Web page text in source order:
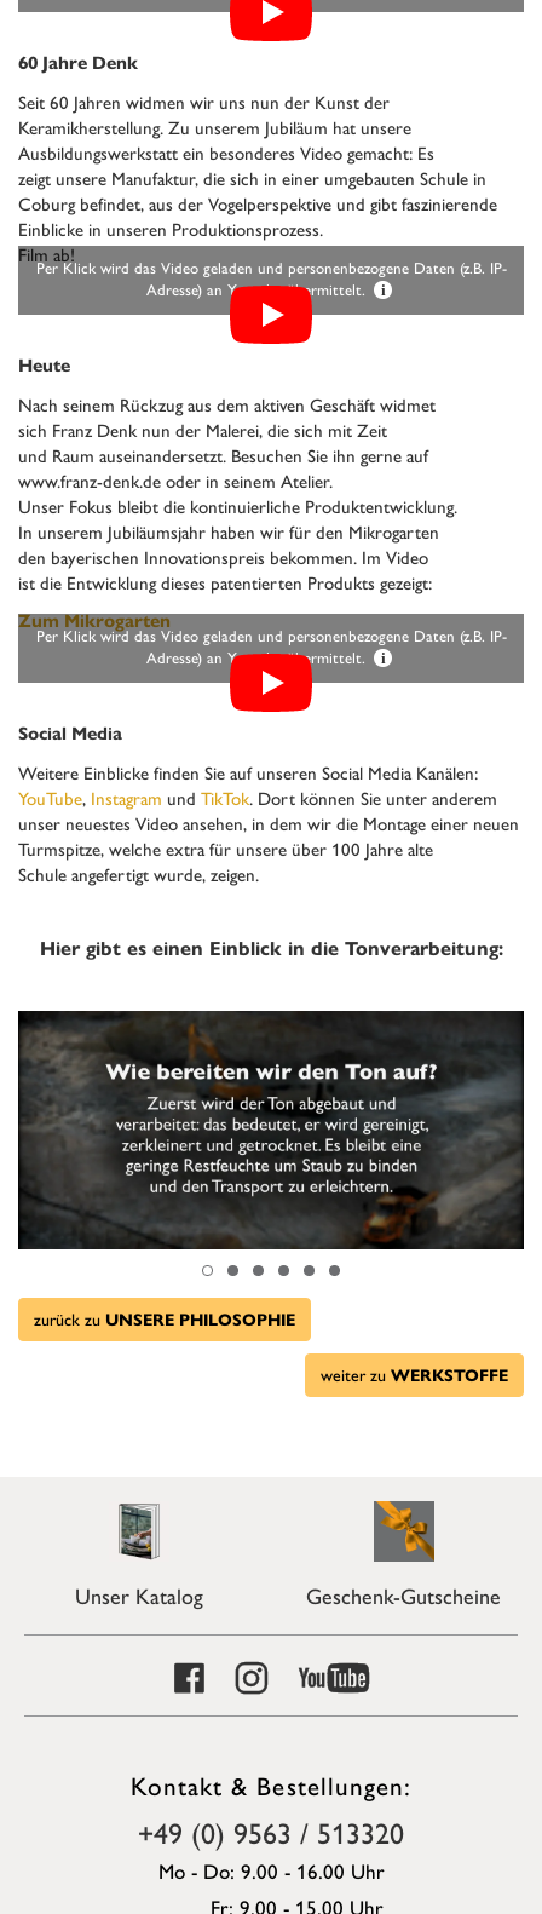
60 Jahre Denk
Seit 60 Jahren widmen wir uns nun der Kunst der
Keramikherstellung. Zu unserem Jubiläum hat unsere
Ausbildungswerkstatt ein besonderes Video gemacht: Es
zeigt unsere Manufaktur, die sich in einer umgebauten Schule in
Coburg befindet, aus der Vogelperspektive und gibt faszinierende
Einblicke in unseren Produktionsprozess.
Film ab!
Per Klick wird das Video geladen und personenbezogene Daten (z.B. IP-
Adresse) an Youtube übermittelt.
i
Heute
Nach seinem Rückzug aus dem aktiven Geschäft widmet
sich Franz Denk nun der Malerei, die sich mit Zeit
und Raum auseinandersetzt. Besuchen Sie ihn gerne auf
www.franz-denk.deoder in seinem Atelier.
Unser Fokus bleibt die kontinuierliche Produktentwicklung.
In unserem Jubiläumsjahr haben wir für den Mikrogarten
den bayerischen Innovationspreis bekommen. Im Video
ist die Entwicklung dieses patentierten Produkts gezeigt:
Zum Mikrogarten
Per Klick wird das Video geladen und personenbezogene Daten (z.B. IP-
Adresse) an Youtube übermittelt.
i
Social Media
Weitere Einblicke finden Sie auf unseren Social Media Kanälen:
YouTube, Instagram und TikTok. Dort können Sie unter anderem
unser neuestes Video ansehen, in dem wir die Montage einer neuen
Turmspitze, welche extra für unsere über 100 Jahre alte
Schule angefertigt wurde, zeigen.
Hier gibt es einen Einblick in die Tonverarbeitung:
zurück zu UNSERE PHILOSOPHIE
weiter zu WERKSTOFFE
Unser Katalog Geschenk-Gutscheine
Kontakt & Bestellungen:
+49 (0) 9563 / 513320
Mo - Do: 9.00 - 16.00 Uhr
Fr: 9.00 - 15.00 Uhr